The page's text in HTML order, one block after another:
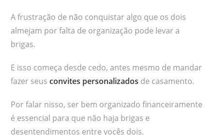
A frustração de não conquistar algo que os dois
almejam por falta de organização pode levar a
brigas.
E isso começa desde cedo, antes mesmo de mandar
fazer seusconvites personalizados de casamento.
Por falar nisso, ser bem organizado financeiramente
é essencial para que não haja brigas e
desentendimentos entre vocês dois.